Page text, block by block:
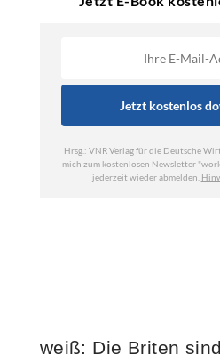
weiß: Die Briten